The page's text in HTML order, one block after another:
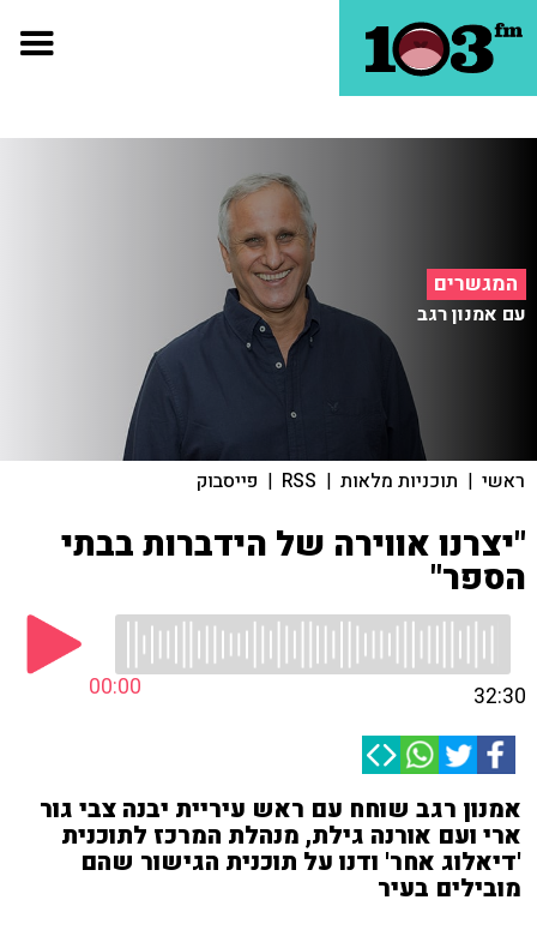
המגשרים
עם אמנון רגב
ראשי | תוכניות מלאות |
RSS
| פייסבוק
"יצרנו אווירה של הידברות בבתי
הספר"
00:00 32:30
אמנון רגב שוחח עם ראש עיריית יבנה צבי גור
ארי ועם אורנה גילת, מנהלת המרכז לתוכנית
'דיאלוג אחר' ודנו על תוכנית הגישור שהם
מובילים בעיר